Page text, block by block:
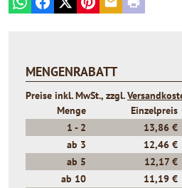
WhatsAppFacebook
X PinterestE-mailPrint
MENGENRABATT
Preise inkl. MwSt., zzgl.
Menge
Einzelpreis
1 - 2 13,86 €
ab 3 12,46 €
ab 5 12,17 €
ab 10 11,19 €